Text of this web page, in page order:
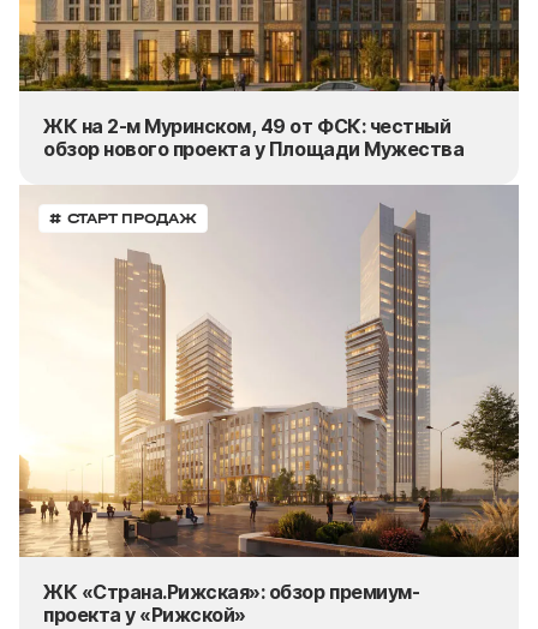
ЖК на 2-м Муринском, 49 от ФСК: честный
обзор нового проекта у Площади Мужества
# СТАРТ ПРОДАЖ
ЖК «Страна.Рижская»: обзор премиум-
проекта у «Рижской»